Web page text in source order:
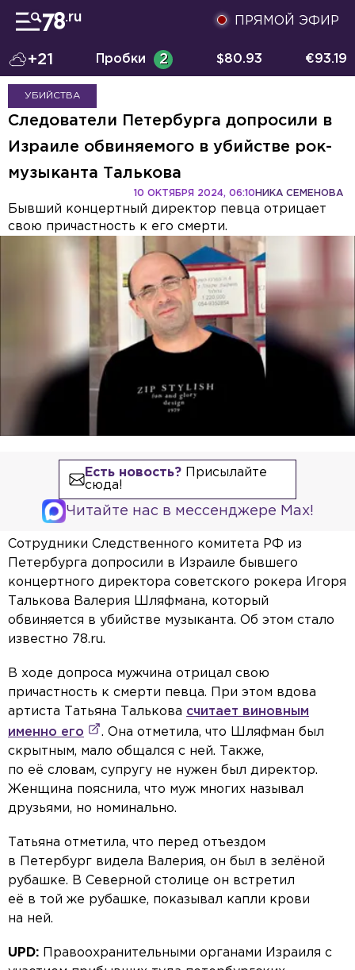
ПРЯМОЙ ЭФИР
+21 Пробки 2 $80.93 €93.19
УБИЙСТВА
Следователи Петербурга допросили в
Израиле обвиняемого в убийстве рок-
музыканта Талькова
НИКА СЕМЕНОВА
10 ОКТЯБРЯ 2024, 06:10
Бывший концертный директор певца отрицает
свою причастность к его смерти.
Есть новость?Присылайте
сюда!
Читайте нас в мессенджере Max!
Сотрудники Следственного комитета РФ из
Петербурга допросили в Израиле бывшего
концертного директора советского рокера Игоря
Талькова Валерия Шляфмана, который
обвиняется в убийстве музыканта. Об этом стало
известно 78.ru.
В ходе допроса мужчина отрицал свою
причастность к смерти певца. При этом вдова
артиста Татьяна Талькова считает виновным
именно его
. Она отметила, что Шляфман был
скрытным, мало общался с ней. Также,
по её словам, супругу не нужен был директор.
Женщина пояснила, что муж многих называл
друзьями, но номинально.
Татьяна отметила, что перед отъездом
в Петербург видела Валерия, он был в зелёной
рубашке. В Северной столице он встретил
её в той же рубашке, показывал капли крови
на ней.
UPD: Правоохранительными органами Израиля с